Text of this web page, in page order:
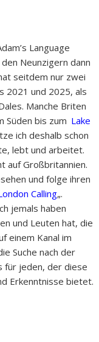
Language
Neunzigern dann
seitdem nur zwei
2021 und 2025, als
Manche Briten
Süden bis zum Lake
ich deshalb schon
lebt und arbeitet.
auf Großbritannien.
und folge ihren
Calling„.
jemals haben
und Leuten hat, die
einem Kanal im
Suche nach der
für jeden, der diese
Erkenntnisse bietet.